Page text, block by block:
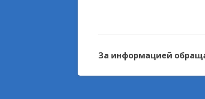
За информацией